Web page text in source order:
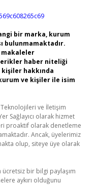
bir marka, kurum
bulunmamaktadır.
makaleler
haber niteliği
hakkında
ve kişiler ile isim
Teknolojileri ve İletişim
Sağlayıcı olarak hizmet
proaktif olarak denetleme
Ancak, üyelerimiz
olup, siteye üye olarak
ücretsiz bir bilgi paylaşım
aykırı olduğunu